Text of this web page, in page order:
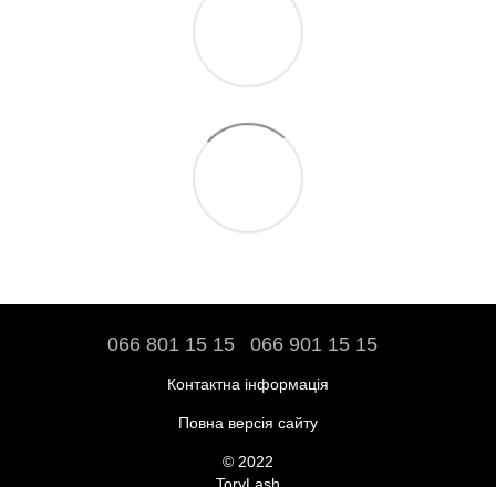
066 801 15 15 066 901 15 15
Контактна інформація
Повна версія сайту
© 2022